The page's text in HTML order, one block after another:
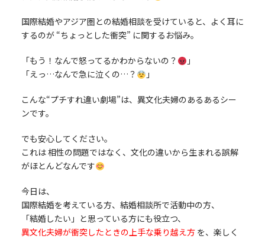
国際結婚やアジア圏との結婚相談を受けていると、よく耳に
するのが “ちょっとした衝突” に関するお悩み。
「もう！なんで怒ってるかわからないの？
」
「えっ…なんで急に泣くの…？
」
こんな“プチすれ違い劇場”は、異文化夫婦のあるあるシー
ンです。
でも安心してください。
これは 相性の問題ではなく、文化の違いから生まれる誤解
がほとんどなんです
今日は、
国際結婚を考えている方、結婚相談所で活動中の方、
「結婚したい」と思っている方にも役立つ、
異文化夫婦が衝突したときの上手な乗り越え方を、楽しく